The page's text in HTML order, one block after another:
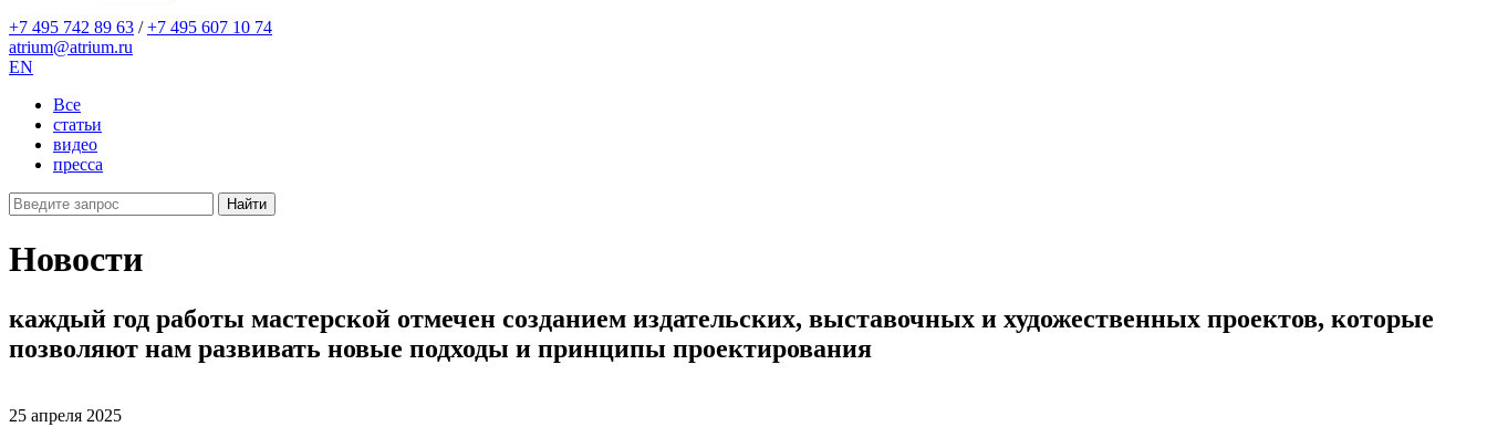
+7 495 742 89 63 / +7 495 607 10 74
atrium@atrium.ru
EN
Все
статьи
видео
пресса
Найти
Новости
каждый год работы мастерской отмечен созданием издательских, выставочных и художественных проектов, которые
позволяют нам развивать новые подходы и принципы проектирования
25 апреля 2025